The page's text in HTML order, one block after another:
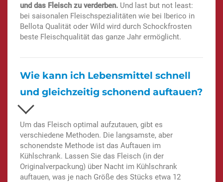
und das Fleisch zu verderben. Und last but not least:
bei saisonalen Fleischspezialitäten wie bei Iberico in
Bellota Qualität oder Wild wird durch Schockfrosten
beste Fleischqualität das ganze Jahr ermöglicht.
Wie kann ich Lebensmittel schnell
und gleichzeitig schonend auftauen?
Um das Fleisch optimal aufzutauen, gibt es
verschiedene Methoden. Die langsamste, aber
schonendste Methode ist das Auftauen im
Kühlschrank. Lassen Sie das Fleisch (in der
Originalverpackung) über Nacht im Kühlschrank
auftauen, was je nach Größe des Stücks etwa 12